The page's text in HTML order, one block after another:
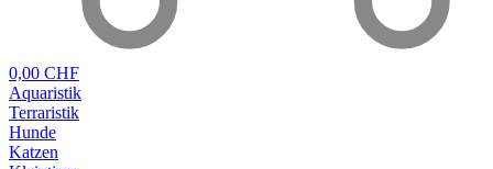
0,00 CHF
Aquaristik
Terraristik
Hunde
Katzen